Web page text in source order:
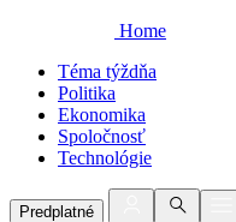
Home
Téma týždňa
Politika
Ekonomika
Spoločnosť
Technológie
Predplatné